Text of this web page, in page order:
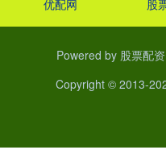
优配网 股
Powered by 股票配
Copyright © 2013-